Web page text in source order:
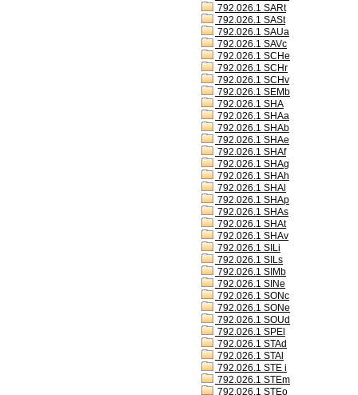
792.026.1 SARt
792.026.1 SASt
792.026.1 SAUa
792.026.1 SAVc
792.026.1 SCHe
792.026.1 SCHr
792.026.1 SCHv
792.026.1 SEMb
792.026.1 SHA
792.026.1 SHAa
792.026.1 SHAb
792.026.1 SHAe
792.026.1 SHAf
792.026.1 SHAg
792.026.1 SHAh
792.026.1 SHAl
792.026.1 SHAp
792.026.1 SHAs
792.026.1 SHAt
792.026.1 SHAv
792.026.1 SILi
792.026.1 SILs
792.026.1 SIMb
792.026.1 SINe
792.026.1 SONc
792.026.1 SONe
792.026.1 SOUd
792.026.1 SPEl
792.026.1 STAd
792.026.1 STAl
792.026.1 STE i
792.026.1 STEm
792.026.1 STEo